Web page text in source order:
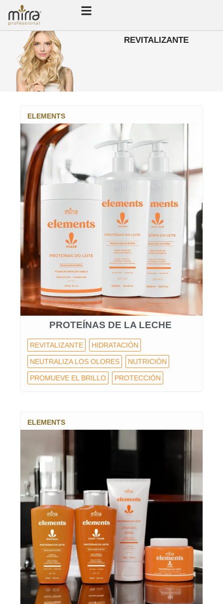
REVITALIZANTE
ELEMENTS
PROTEÍNAS DE LA LECHE
REVITALIZANTE HIDRATACIÓN
NEUTRALIZA LOS OLORES NUTRICIÓN
PROMUEVE EL BRILLO PROTECCIÓN
ELEMENTS